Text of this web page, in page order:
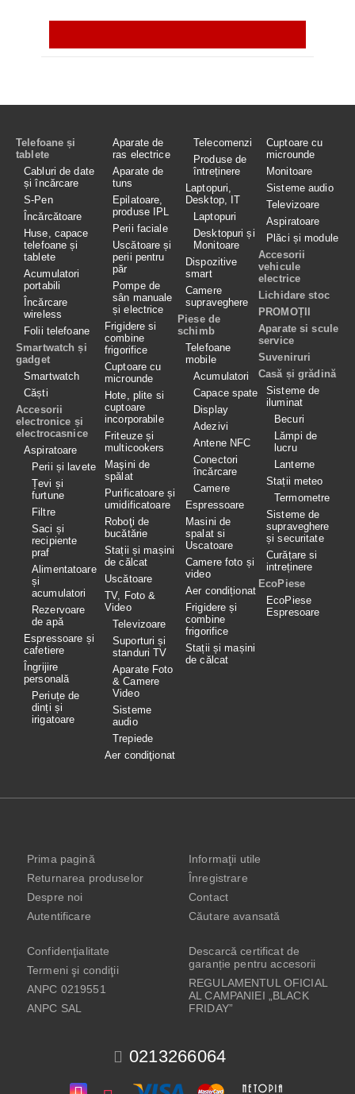
Telefoane și
tablete
Cabluri de date
și încărcare
S-Pen
Încărcătoare
Huse, capace
telefoane și
tablete
Acumulatori
portabili
Încărcare
wireless
Folii telefoane
Smartwatch și
gadget
Smartwatch
Căști
Accesorii
electronice și
electrocasnice
Aspiratoare
Perii și lavete
Țevi și
furtune
Filtre
Saci și
recipiente
praf
Alimentatoare
și
acumulatori
Rezervoare
de apă
Espressoare și
cafetiere
Îngrijire
personală
Periuțe de
dinți și
irigatoare
Aparate de
ras electrice
Aparate de
tuns
Epilatoare,
produse IPL
Perii faciale
Uscătoare și
perii pentru
păr
Pompe de
sân manuale
și electrice
Frigidere si
combine
frigorifice
Cuptoare cu
microunde
Hote, plite si
cuptoare
incorporabile
Friteuze și
multicookers
Maşini de
spălat
Purificatoare și
umidificatoare
Roboţi de
bucătărie
Stații și mașini
de călcat
Uscătoare
TV, Foto &
Video
Televizoare
Suporturi și
standuri TV
Aparate Foto
& Camere
Video
Sisteme
audio
Trepiede
Aer condiţionat
Telecomenzi
Produse de
întreținere
Laptopuri,
Desktop, IT
Laptopuri
Desktopuri și
Monitoare
Dispozitive
smart
Camere
supraveghere
Piese de
schimb
Telefoane
mobile
Acumulatori
Capace spate
Display
Adezivi
Antene NFC
Conectori
încărcare
Camere
Espressoare
Masini de
spalat si
Uscatoare
Camere foto și
video
Aer condiționat
Frigidere și
combine
frigorifice
Stații și mașini
de călcat
Cuptoare cu
microunde
Monitoare
Sisteme audio
Televizoare
Aspiratoare
Plăci și module
Accesorii
vehicule
electrice
Lichidare stoc
PROMOȚII
Aparate si scule
service
Suveniruri
Casă și grădină
Sisteme de
iluminat
Becuri
Lămpi de
lucru
Lanterne
Stații meteo
Termometre
Sisteme de
supraveghere
și securitate
Curățare si
intreținere
EcoPiese
EcoPiese
Espresoare
0213266064
Prima pagină
Returnarea produselor
Despre noi
Autentificare
Informaţii utile
Înregistrare
Contact
Căutare avansată
Confidenţialitate
Termeni şi condiţii
ANPC 0219551
ANPC SAL
Descarcă certificat de
garanție pentru accesorii
REGULAMENTUL OFICIAL
AL CAMPANIEI „BLACK
FRIDAY”